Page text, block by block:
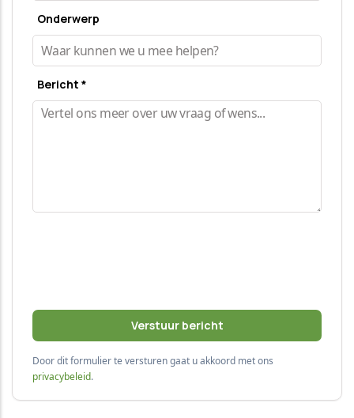
Onderwerp
Bericht *
Door dit formulier te versturen gaat u akkoord met ons
privacybeleid.